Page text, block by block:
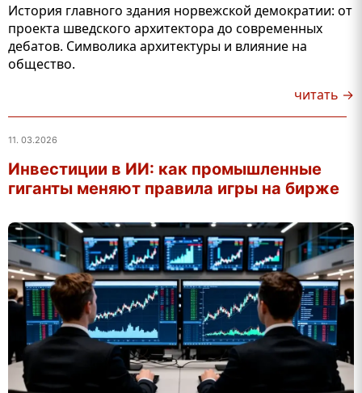
История главного здания норвежской демократии: от
проекта шведского архитектора до современных
дебатов. Символика архитектуры и влияние на
общество.
читать →
11. 03.2026
Инвестиции в ИИ: как промышленные
гиганты меняют правила игры на бирже